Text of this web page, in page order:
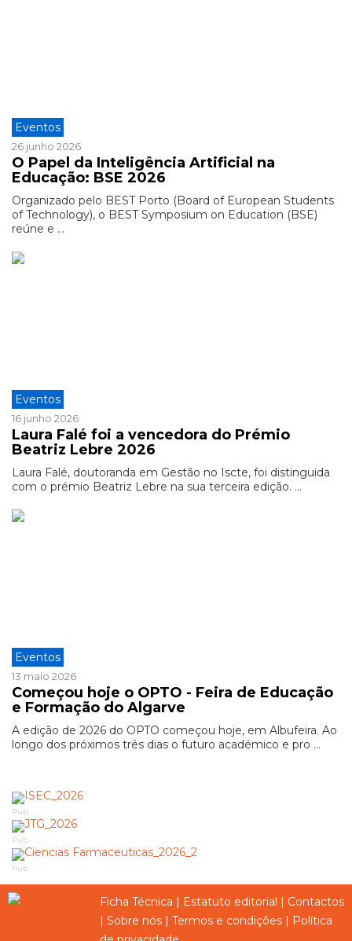
Eventos
26 junho 2026
O Papel da Inteligência Artificial na
Educação: BSE 2026
Organizado pelo BEST Porto (Board of European Students
of Technology), o BEST Symposium on Education (BSE)
reúne e ...
Eventos
16 junho 2026
Laura Falé foi a vencedora do Prémio
Beatriz Lebre 2026
Laura Falé, doutoranda em Gestão no Iscte, foi distinguida
com o prémio Beatriz Lebre na sua terceira edição. ...
Eventos
13 maio 2026
Começou hoje o OPTO - Feira de Educação
e Formação do Algarve
A edição de 2026 do OPTO começou hoje, em Albufeira. Ao
longo dos próximos três dias o futuro académico e pro ...
Pub
Pub
Pub
Ficha Técnica | Estatuto editorial | Contactos
| Sobre nós | Termos e condições | Política